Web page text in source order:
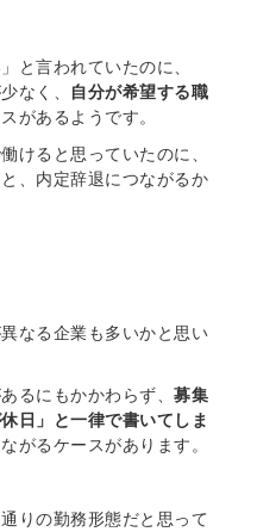
と言われていたのに、
なく、
自分が希望する職
があるようです。
けると思っていたのに、
、内定辞退につながるか
なる企業も多いかと思い
るにもかかわらず、 募集
日」と一律で書いてしま
がるケースがあります。
りの勤務形態だと思って